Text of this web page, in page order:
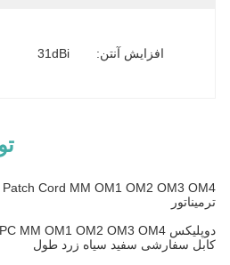
افزایش آنتن: 31dBi
Cord MM OM1 OM2 OM3 OM4
ترمیناتور
کابل سفارشی سفید سیاه زرد طول